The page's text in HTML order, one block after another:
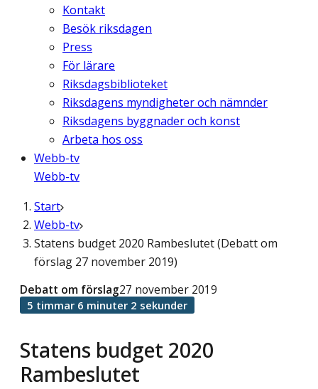
Kontakt
Besök riksdagen
Press
För lärare
Riksdagsbiblioteket
Riksdagens myndigheter och nämnder
Riksdagens byggnader och konst
Arbeta hos oss
Webb-tv
Webb-tv
Start
Webb-tv
Statens budget 2020 Rambeslutet (Debatt om
förslag 27 november 2019)
Statens budget 2020
Rambeslutet
Debatt om förslag27 november 2019
5 timmar 6 minuter 2 sekunder